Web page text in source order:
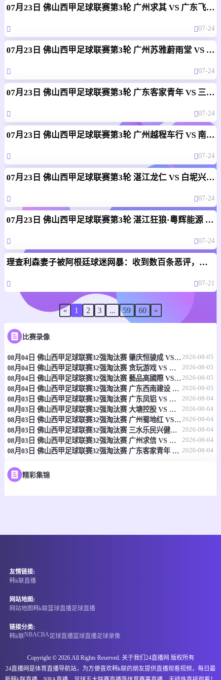
07月23日 佛山西甲足球联赛第3轮 广州求其 VS 广东飞马 全场录像
07-24
07月23日 佛山西甲足球联赛第3轮 广州苏雅蔚雨堂 VS 极速超鹰广州FC 全场录像
07-24
07月23日 佛山西甲足球联赛第3轮 广东客家青年 VS 三七互娱 全场录像
07-24
07月23日 佛山西甲足球联赛第3轮 广州越程车行 VS 南山博鑫创科 全场录像
07-24
07月23日 佛山西甲足球联赛第3轮 湛江龙仁 VS 白坭兴龙 全场录像
07-24
07月23日 佛山西甲足球联赛第3轮 湛江狂狼·粵辉能源 VS 三水乐民兴健力宝 全场录像
07-24
理查利森妻子被阿根廷球迷网暴：收到数百条恶评，孩子都被骂！
07-21
« 1 2 3 ... 59 60 »
比赛录像
08月04日 佛山西甲足球联赛32强淘汰赛 肇庆恒骏成 VS 三七互娱 全场录像 2026-08-05
08月04日 佛山西甲足球联赛32强淘汰赛 贪玩游戏 VS 美的薪火 全场录像 2026-08-05
08月04日 佛山西甲足球联赛32强淘汰赛 藝品高國際 VS 湛江狂狼·粵辉能源 全场录像 2026-08-05
08月04日 佛山西甲足球联赛32强淘汰赛 广东西南建设 VS 香港圣徒 全场录像 2026-08-05
08月03日 佛山西甲足球联赛32强淘汰赛 广东凤铝 VS 湛江八部科技 全场录像 2026-08-04
08月03日 佛山西甲足球联赛32强淘汰赛 大塘控股 VS 茂名市点都得 全场录像 2026-08-04
08月03日 佛山西甲足球联赛32强淘汰赛 广州蜀地红 VS 广州戴拿模 全场录像 2026-08-04
08月03日 佛山西甲足球联赛32强淘汰赛 三水乐民兴健力宝 VS 中国澳门澳科精英 全场录像 2026-08-04
08月03日 佛山西甲足球联赛32强淘汰赛 广州求信 VS 顺德新青年 全场录像 2026-08-04
08月03日 佛山西甲足球联赛32强淘汰赛 广东客家青年 VS 广州英华思力U17 全场录像 2026-08-04
精彩集锦
友情链接:
韩k联直播
网站地图:
网站地图韩k联篮球直播足球直播
链接分类:
韩k联NBACBA足球直播篮球直播足球录像
Copyright © 2026.All Rights Reserved. 关于我们 24直播网 版权所有
24直播网是体育直播导航站，为方便喜欢韩k联的朋友提供直播观看视频，每日最